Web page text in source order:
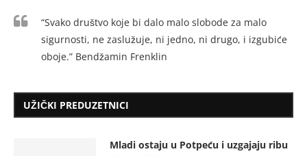
“Svako društvo koje bi dalo malo slobode za malo
sigurnosti, ne zaslužuje, ni jedno, ni drugo, i izgubiće
oboje.” Bendžamin Frenklin
UŽIČKI PREDUZETNICI
Mladi ostaju u Potpeću i uzgajaju ribu